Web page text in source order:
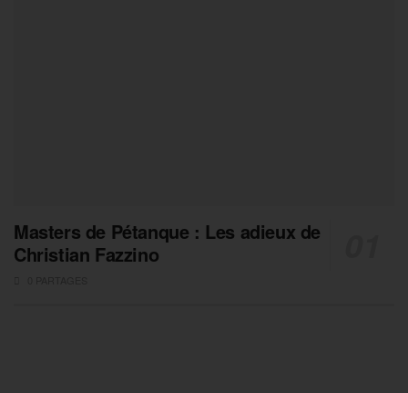
Masters de Pétanque : Les adieux de
Christian Fazzino